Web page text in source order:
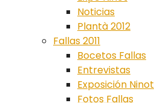
Noticias
Plantà 2012
Fallas 2011
Bocetos Fallas
Entrevistas
Exposición Ninot
Fotos Fallas